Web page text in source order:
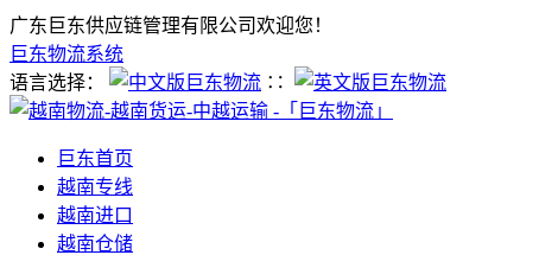
广东巨东供应链管理有限公司欢迎您！
巨东物流系统
语言选择：
∷
巨东首页
越南专线
越南进口
越南仓储